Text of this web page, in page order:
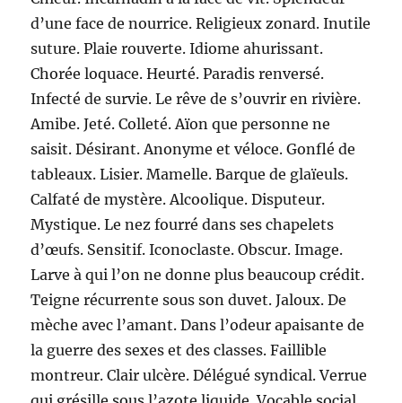
d’une face de nourrice. Religieux zonard. Inutile
suture. Plaie rouverte. Idiome ahurissant.
Chorée loquace. Heurté. Paradis renversé.
Infecté de survie. Le rêve de s’ouvrir en rivière.
Amibe. Jeté. Colleté. Aïon que personne ne
saisit. Désirant. Anonyme et véloce. Gonflé de
tableaux. Lisier. Mamelle. Barque de glaïeuls.
Calfaté de mystère. Alcoolique. Disputeur.
Mystique. Le nez fourré dans ses chapelets
d’œufs. Sensitif. Iconoclaste. Obscur. Image.
Larve à qui l’on ne donne plus beaucoup crédit.
Teigne récurrente sous son duvet. Jaloux. De
mèche avec l’amant. Dans l’odeur apaisante de
la guerre des sexes et des classes. Faillible
montreur. Clair ulcère. Délégué syndical. Verrue